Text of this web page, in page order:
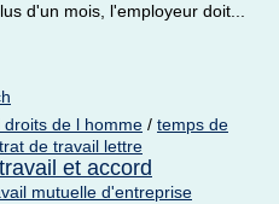
d'un mois, l'employeur doit...
de l homme / temps de
de travail lettre
et accord
mutuelle d'entreprise